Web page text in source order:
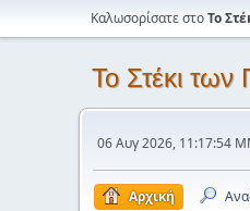
Καλωσορίσατε στοΤο
Το Στέκι
06 Αυγ 2026, 11:17:54
Αρχική